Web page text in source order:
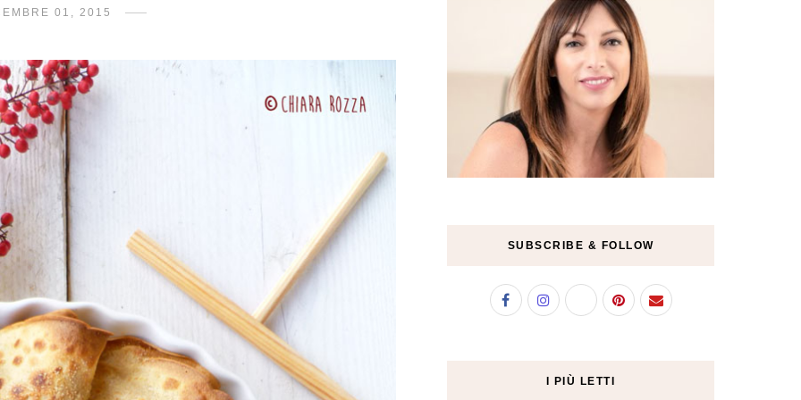
01, 2015
SUBSCRIBE & FOLLOW
I PIÙ LETTI